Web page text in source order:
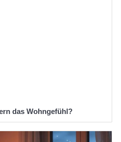
das Wohngefühl?